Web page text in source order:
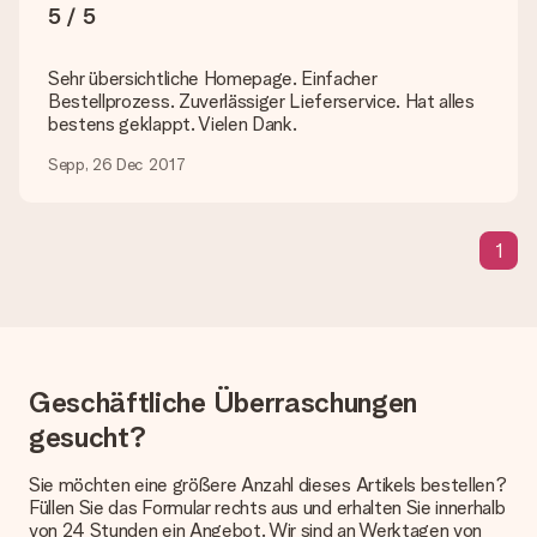
Kann ich ein Lieferdatum wählen?
Bedauerlicherweise ist es momentan (noch) nicht möglich, das
Geschenk zu einem Wunschtermin liefern zu lassen.
Wie lange dauert die Lieferzeit und wann werde ich mein
dem Geschenk vermeldet. Du kannst darauf vertrauen, dass
anbieten. Das Geschenk, das bestellt wird, wird als Paket oder
Päckchen versendet. Möchtest du wissen, ob es als Paket
oder Päckchen geliefert wird, kontaktiere bitte unseren
Kundenservice.
Zahlung
5 / 5
Sehr übersichtliche Homepage. Einfacher
Bestellprozess. Zuverlässiger Lieferservice. Hat alles
bestens geklappt. Vielen Dank.
Sepp, 26 Dec 2017
1
Geschäftliche Überraschungen
gesucht?
Sie möchten eine größere Anzahl dieses Artikels bestellen?
Füllen Sie das Formular rechts aus und erhalten Sie innerhalb
von 24 Stunden ein Angebot. Wir sind an Werktagen von